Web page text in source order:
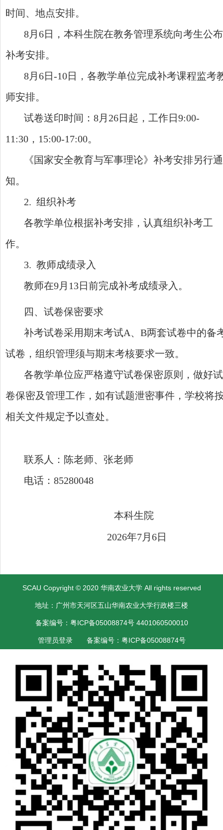
时间、地点安排。
8月6日，本科生院在教务管理系统向考生公布
补考安排。
8月6日-10日，各教学单位完成补考课程监考
师安排。
试卷送印时间：8月26日起，工作日9:00-
11:30，15:00-17:00。
《国家安全教育与军事理论》补考安排另行通
知。
2. 组织补考
各教学单位根据补考安排，认真组织补考工
作。
3. 教师成绩录入
教师在9月13日前完成补考成绩录入。
四、试卷保密要求
补考试卷采用期末考试A、B两套试卷中的备
试卷，组织管理须与期末考核要求一致。
各教学单位应严格遵守试卷保密原则，做好试
卷保密及管理工作，如有试题泄密事件，学校将
相关文件规定予以查处。
联系人：陈老师、张老师
电话：85280048
本科生
2026年7月 6日
SCAU Copyright © 2020 华南农业大学 All rights reserved
地址：广州市天河区五山华南农业大学行政楼三楼
备案编号：粤ICP备05008874号 4401060500010
管理员登录 备案编号：粤ICP备05008874号